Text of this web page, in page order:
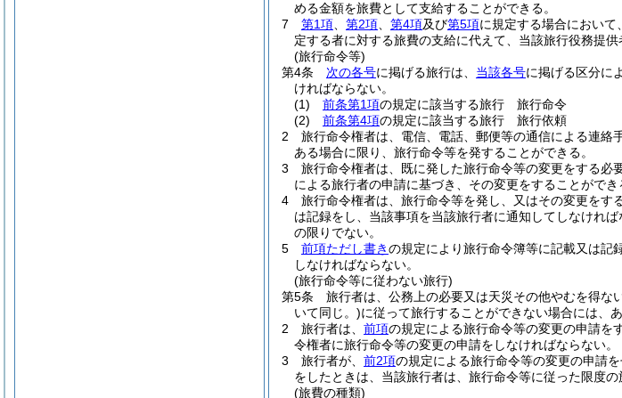
める金額を旅費として支給することができる。
7
第1項 第2項 第4項及び第5項に規定する場合におい
定する者に対する旅費の支給に代えて、当該旅行役務提
(旅行命令等)
第4条
次の各号に掲げる旅行は、 当該各号に掲げる区分に
ければならない。
(1)
前条第1項の規定に該当する旅行 旅行命令
(2)
前条第4項の規定に該当する旅行 旅行依頼
2
旅行命令権者は、電信、電話、郵便等の通信による連
ある場合に限り、旅行命令等を発することができる。
3
旅行命令権者は、既に発した旅行命令等の変更をする必
による旅行者の申請に基づき、その変更をすることができ
4
旅行命令権者は、旅行命令等を発し、又はその変更をす
は記録をし、当該事項を当該旅行者に通知してしなければ
の限りでない。
5
前項ただし書きの規定により旅行命令簿等に記載又は記
しなければならない。
(旅行命令等に従わない旅行)
第5条
旅行者は、公務上の必要又は天災その他やむを得な
いて同じ。)に従って旅行することができない場合には、
2
旅行者は、 前項の規定による旅行命令等の変更の申請を
令権者に旅行命令等の変更の申請をしなければならない。
3
旅行者が、 前2項の規定による旅行命令等の変更の申請
をしたときは、当該旅行者は、旅行命令等に従った限度
(旅費の種類)